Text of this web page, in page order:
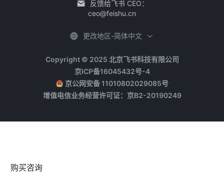
反馈给飞书 CEO：
ceo@feishu.cn
Copyright © 2025 北京飞书科技有限公司
京ICP备16045432号-4
京公网安备 11010802029085号
增值电信业务经营许可证：京B2-20190249
更改地区-简体中文
购买咨询